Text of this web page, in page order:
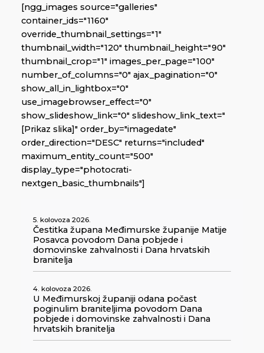
[ngg_images source="galleries"
container_ids="1160"
override_thumbnail_settings="1"
thumbnail_width="120" thumbnail_height="90"
thumbnail_crop="1" images_per_page="100"
number_of_columns="0" ajax_pagination="0"
show_all_in_lightbox="0"
use_imagebrowser_effect="0"
show_slideshow_link="0" slideshow_link_text="
[Prikaz slika]" order_by="imagedate"
order_direction="DESC" returns="included"
maximum_entity_count="500"
display_type="photocrati-
nextgen_basic_thumbnails"]
5. kolovoza 2026.
Čestitka župana Međimurske županije Matije
Posavca povodom Dana pobjede i
domovinske zahvalnosti i Dana hrvatskih
branitelja
4. kolovoza 2026.
U Međimurskoj županiji odana počast
poginulim braniteljima povodom Dana
pobjede i domovinske zahvalnosti i Dana
hrvatskih branitelja